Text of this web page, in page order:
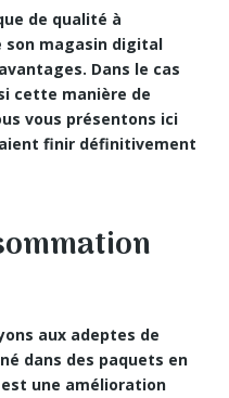
de qualité à
son magasin digital
Dans le cas
cette manière de
vous présentons ici
finir définitivement
aux adeptes de
dans des paquets en
une amélioration